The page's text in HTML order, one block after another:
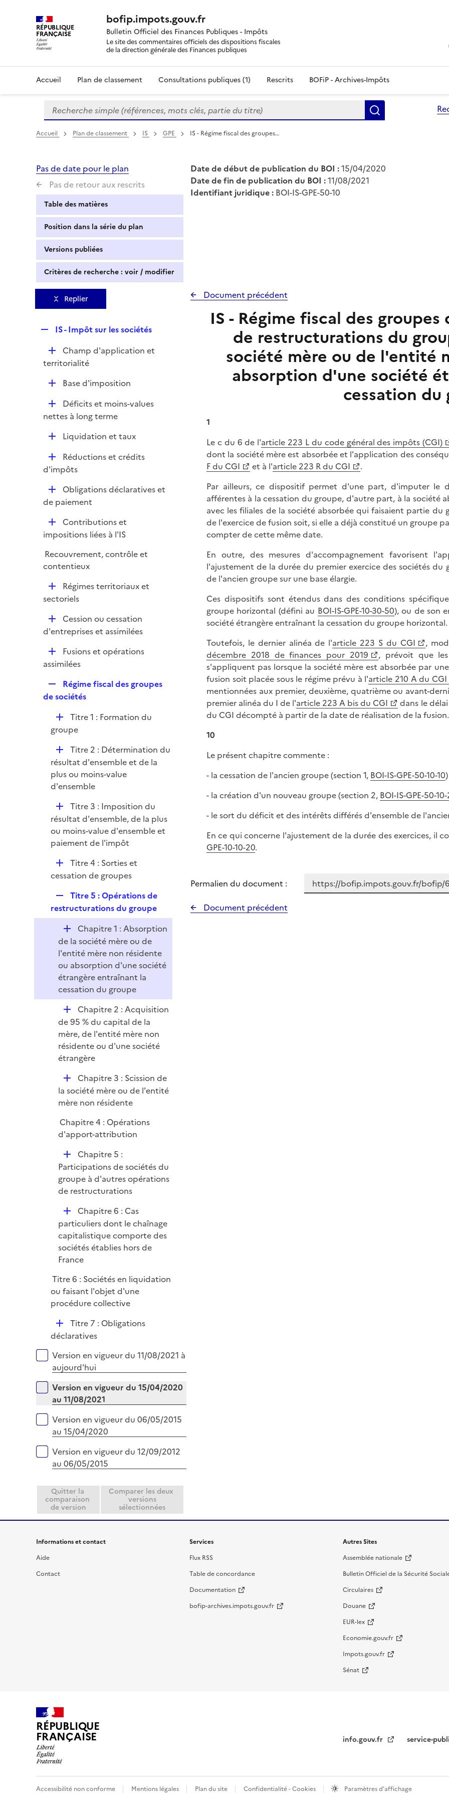
RÉPUBLIQUE
FRANÇAISE
bofip.impots.gouv.fr
Bulletin Officiel des Finances Publiques - Impôts
Le site des commentaires officiels des dispositions fiscales
de la direction générale des Finances publiques
Accueil Plan de classement Consultations publiques (1) Rescrits BOFiP - Archives-Impôts
Formulaire
de
recherche
Recherche simple (références, mots clés, partie du titre)
Accueil Plan de classement IS GPE IS - Régime fiscal des groupes…
Pas de date pour le plan
Pas de retour aux rescrits
Table des matières
Position dans la série du plan
Versions publiées
Critères de recherche : voir / modifier
Date de début de publication du BOI :15/04/2020
Date de fin de publication du BOI :11/08/2021
Identifiant juridique : BOI-IS-GPE-50-10
Replier
p
l
i
e
r
IS - Impôt sur les sociétés
D
é
r
Champ d'application et
territorialité
D
l
Base d'imposition
D
é
r
Déficits et moins-values
nettes à long terme
D
l
r
Liquidation et taux
D
é
i
Réductions et crédits
d'impôts
D
é
i
r
Obligations déclaratives et
de paiement
D
é
l
i
Contributions et
impositions liées à l'IS
Recouvrement, contrôle et
contentieux
D
é
i
Régimes territoriaux et
sectoriels
D
é
i
Cession ou cessation
d'entreprises et assimilées
D
é
i
e
r
Fusions et opérations
assimilées
e
l
i
e
r
Régime fiscal des groupes
de sociétés
D
é
i
e
r
Titre 1 : Formation du
groupe
D
é
p
l
r
Titre 2 : Détermination du
résultat d'ensemble et de la
plus ou moins-value
d'ensemble
D
é
p
l
r
Titre 3 : Imposition du
résultat d'ensemble, de la plus
ou moins-value d'ensemble et
paiement de l'impôt
D
é
i
e
r
Titre 4 : Sorties et
cessation de groupes
e
p
l
i
e
r
Titre 5 : Opérations de
restructurations du groupe
D
é
p
l
i
e
r
Chapitre 1 : Absorption
de la société mère ou de
l'entité mère non résidente
ou absorption d'une société
étrangère entraînant la
cessation du groupe
D
é
p
l
i
Chapitre 2 : Acquisition
de 95 % du capital de la
mère, de l'entité mère non
résidente ou d'une société
étrangère
D
é
p
i
e
Chapitre 3 : Scission de
la société mère ou de l'entité
mère non résidente
Chapitre 4 : Opérations
d'apport-attribution
D
é
p
l
r
Chapitre 5 :
Participations de sociétés du
groupe à d'autres opérations
de restructurations
D
é
p
l
i
r
Chapitre 6 : Cas
particuliers dont le chaînage
capitalistique comporte des
sociétés établies hors de
France
Titre 6 : Sociétés en liquidation
ou faisant l'objet d'une
procédure collective
D
é
l
i
r
Titre 7 : Obligations
déclaratives
Versions sur la période
Version en vigueur du 11/08/2021 à
aujourd'hui
Version en vigueur du 15/04/2020
au 11/08/2021
Version en vigueur du 06/05/2015
au 15/04/2020
Version en vigueur du 12/09/2012
au 06/05/2015
Quitter la
comparaison
de version
Comparer les deux
versions
sélectionnées
Document précédent
IS - Régime fiscal des
de restructurations du
société mère ou de l'entité
absorption d'une société
cessation du
1
Le c du 6 de l'article 223 L du code général des impôts (CGI)
dont la société mère est absorbée et l'application des
F du CGI
et à l'article 223 R du CGI
.
Par ailleurs, ce dispositif permet d'une part, d'imputer le
afférentes à la cessation du groupe, d'autre part, à la société
avec les filiales de la société absorbée qui faisaient partie
de l'exercice de fusion soit, si elle a déjà constitué un groupe
compter de cette même date.
En outre, des mesures d'accompagnement favorisent
l'ajustement de la durée du premier exercice des sociétés
de l'ancien groupe sur une base élargie.
Ces dispositifs sont étendus dans des conditions
groupe horizontal (défini au BOI-IS-GPE-10-30-50), ou de son
société étrangère entraînant la cessation du groupe horizontal.
Toutefois, le dernier alinéa de l'article 223 S du CGI ,
décembre 2018 de finances pour 2019
, prévoit que
s'appliquent pas lorsque la société mère est absorbée par
fusion soit placée sous le régime prévu à l'article 210 A du CGI
mentionnées aux premier, deuxième, quatrième ou avant-
premier alinéa du I de l'article 223 A bis du CGI
dans le
du CGI décompté à partir de la date de réalisation de la fusion.
10
Le présent chapitre commente :
- la cessation de l'ancien groupe (section 1, BOI-IS-GPE-50-10-10
- la création d'un nouveau groupe (section 2, BOI-IS-GPE-50-
- le sort du déficit et des intérêts différés d'ensemble de
En ce qui concerne l'ajustement de la durée des exercices, il
GPE-10-10-20.
Permalien du document :
Document précédent
Informations et contact
Aide
Contact
Services
Flux RSS
Table de concordance
Documentation
bofip-archives.impots.gouv.fr
Autres Sites
Assemblée nationale
Bulletin Officiel de la Sécurité
Circulaires
Douane
EUR-lex
Economie.gouv.fr
Impots.gouv.fr
Sénat
RÉPUBLIQUE
FRANÇAISE info.gouv.fr service-
Accessibilité non conforme Mentions légales Plan du site Confidentialité - Cookies Paramètres d'affichage